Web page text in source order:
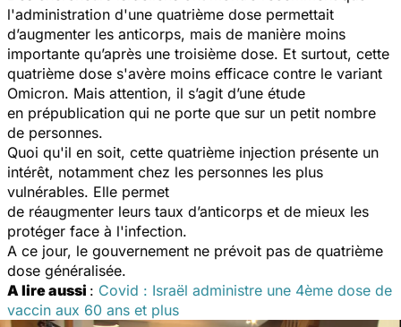
l'administration d'une quatrième dose permettait
d’augmenter les anticorps, mais de manière moins
importante qu’après une troisième dose. Et surtout, cette
quatrième dose s'avère moins efficace contre le variant
Omicron. Mais attention, il s’agit d’une étude
en prépublication qui ne porte que sur un petit nombre
de personnes.
Quoi qu'il en soit, cette quatrième injection présente un
intérêt, notamment chez les personnes les plus
vulnérables. Elle permet
de réaugmenter leurs taux d’anticorps et de mieux les
protéger face à l'infection.
A ce jour, le gouvernement ne prévoit pas de quatrième
dose généralisée.
A lire aussi : Covid : Israël administre une 4ème dose de
vaccin aux 60 ans et plus